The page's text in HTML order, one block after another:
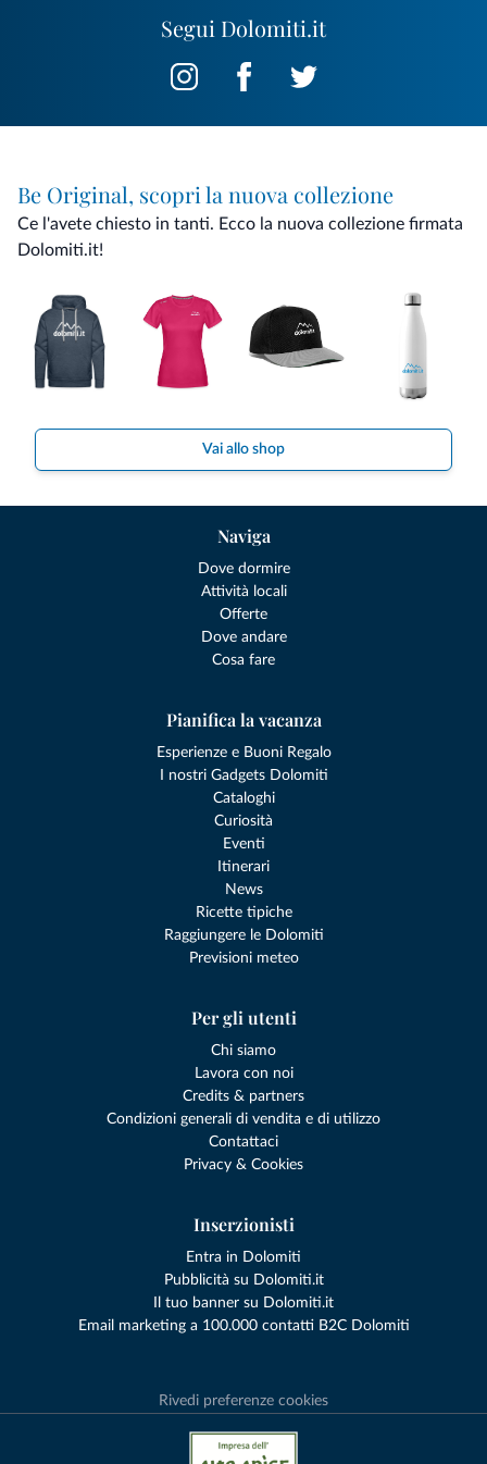
Segui Dolomiti.it
Be Original, scopri la nuova collezione
Ce l'avete chiesto in tanti. Ecco la nuova collezione firmata
Dolomiti.it!
Vai allo shop
Naviga
Dove dormire
Attività locali
Offerte
Dove andare
Cosa fare
Pianifica la vacanza
Esperienze e Buoni Regalo
I nostri Gadgets Dolomiti
Cataloghi
Curiosità
Eventi
Itinerari
News
Ricette tipiche
Raggiungere le Dolomiti
Previsioni meteo
Per gli utenti
Chi siamo
Lavora con noi
Credits & partners
Condizioni generali di vendita e di utilizzo
Contattaci
Privacy & Cookies
Inserzionisti
Entra in Dolomiti
Pubblicità su Dolomiti.it
Il tuo banner su Dolomiti.it
Email marketing a 100.000 contatti B2C Dolomiti
Rivedi preferenze cookies